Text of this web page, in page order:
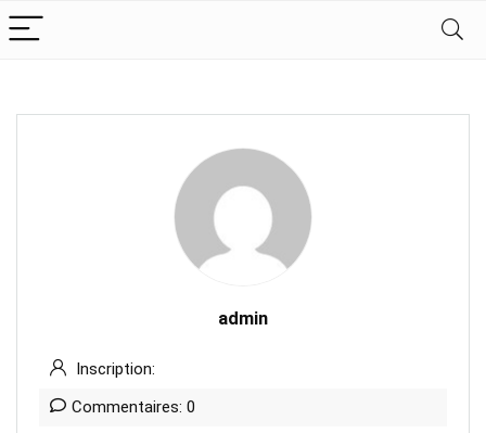
admin
Inscription:
Commentaires: 0